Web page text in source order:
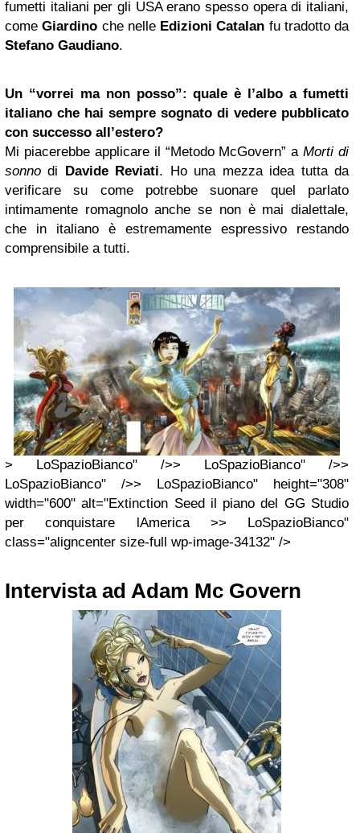
fumetti italiani per gli USA erano spesso opera di italiani,
comeGiardino che nelle Edizioni Catalan fu tradotto da
Stefano Gaudiano.
Un “vorrei ma non posso”: quale è l’albo a fumetti
italiano che hai sempre sognato di vedere pubblicato
con successo all’estero?
Mi piacerebbe applicare il “Metodo McGovern” aMorti di
sonnodi Davide Reviati. Ho una mezza idea tutta da
verificare su come potrebbe suonare quel parlato
intimamente romagnolo anche se non è mai dialettale,
che in italiano è estremamente espressivo restando
comprensibile a tutti.
> LoSpazioBianco" />> LoSpazioBianco" />>
LoSpazioBianco" />> LoSpazioBianco" height="308"
width="600" alt="Extinction Seed il piano del GG Studio
per conquistare lAmerica >> LoSpazioBianco"
class="aligncenter size-full wp-image-34132" />
Intervista ad Adam Mc Govern